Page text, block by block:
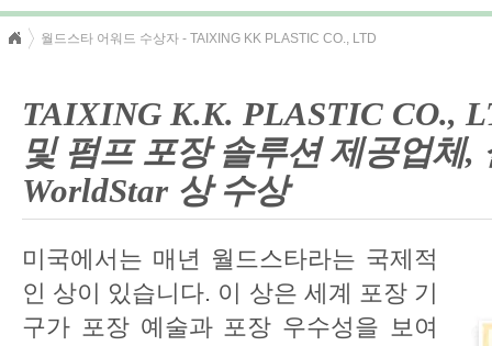
월드스타 어워드 수상자 - TAIXING KK PLASTIC CO., LTD
TAIXING K.K. PLASTIC CO.,
및 펌프 포장 솔루션 제공업체,
WorldStar 상 수상
미국에서는 매년 월드스타라는 국제적
인 상이 있습니다. 이 상은 세계 포장 기
구가 포장 예술과 포장 우수성을 보여